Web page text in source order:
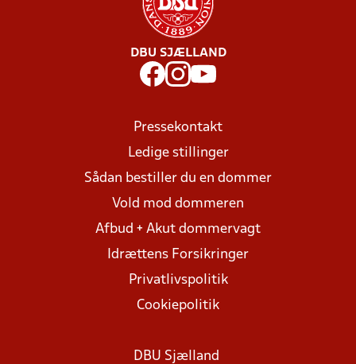
DBU SJÆLLAND
Pressekontakt
Ledige stillinger
Sådan bestiller du en dommer
Vold mod dommeren
Afbud + Akut dommervagt
Idrættens Forsikringer
Privatlivspolitik
Cookiepolitik
DBU Sjælland